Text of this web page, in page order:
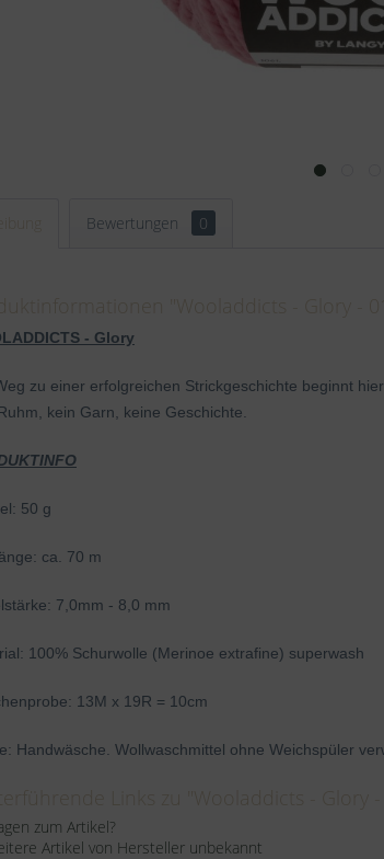
Bewertungen 0
- Glory
zu einer erfolgreichen Strickgeschichte beginnt
kein Garn, keine Geschichte.
50 g
ca. 70 m
7,0mm - 8,0 mm
100% Schurwolle (Merinoe extrafine) superwash
13M x 19R = 10cm
Handwäsche. Wollwaschmittel ohne Weichspüler
zum Artikel?
Artikel von Hersteller unbekannt